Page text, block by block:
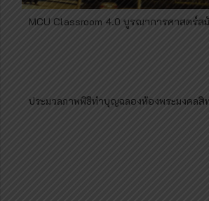
MCU​ Classroom​ 4.0 บูรณาการ​ศาสตร์​ส
ประมวลภาพพิธีทำบุญฉลองห้องพระมงคลสิ